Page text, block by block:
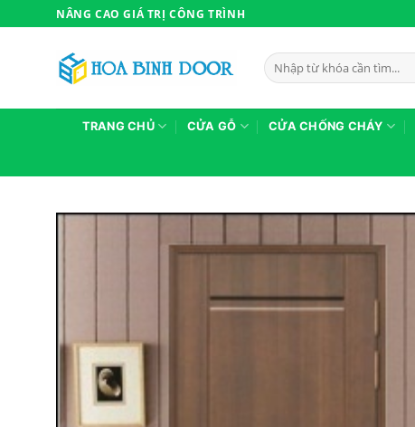
qua
NÂNG CAO GIÁ TRỊ CÔNG TRÌNH
Tìm
kiếm:
TRANG CHỦ CỬA GỖ CỬA CHỐNG CHÁY